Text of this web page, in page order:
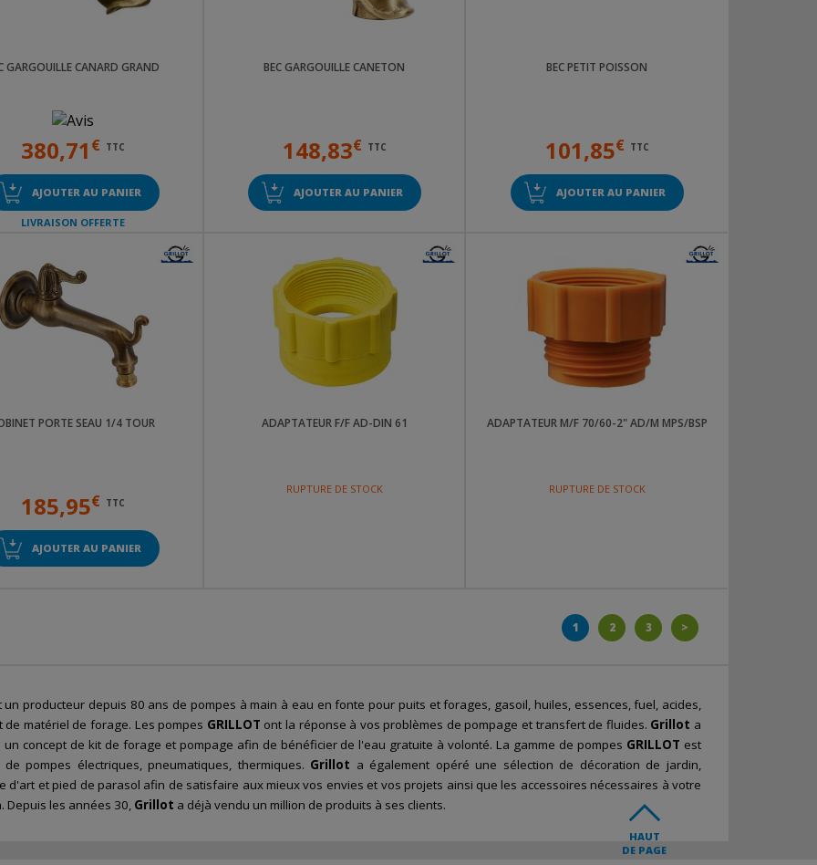
GARGOUILLE CANARD GRAND
380,71 € TTC
AJOUTER AU PANIER
LIVRAISON OFFERTE
BEC GARGOUILLE CANETON
148,83€ TTC
AJOUTER AU PANIER
BEC PETIT POISSON
101,85€ TTC
AJOUTER AU PANIER
PORTE SEAU 1/4 TOUR
185,95€ TTC
AJOUTER AU PANIER
ADAPTATEUR F/F AD-DIN 61
RUPTURE DE STOCK
ADAPTATEUR M/F 70/60-2" AD/M MPS/BSP
RUPTURE DE STOCK
1 2 3 >
producteur depuis 80 ans de pompes à main à eau en fonte pour puits et forages, gasoil, huiles, essences, fuel, acides,
de matériel de forage. Les pompes GRILLOT ont la réponse à vos problèmes de pompage et transfert de fluides. Grillot a
un concept de kit de forage et pompage afin de bénéficier de l'eau gratuite à volonté. La gamme de pompes GRILLOT est
de pompes électriques, pneumatiques, thermiques. Grillot a également opéré une sélection de décoration de jardin,
d'art et pied de parasol afin de satisfaire aux mieux vos envies et vos projets ainsi que les accessoires nécessaires à votre
Depuis les années 30, Grillot a déjà vendu un million de produits à ses clients.
HAUT
DE PAGE